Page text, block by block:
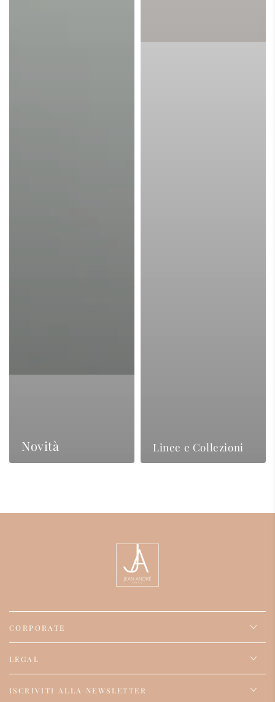
Novità Linee e Collezioni
CORPORATE
LEGAL
ISCRIVITI ALLA NEWSLETTER